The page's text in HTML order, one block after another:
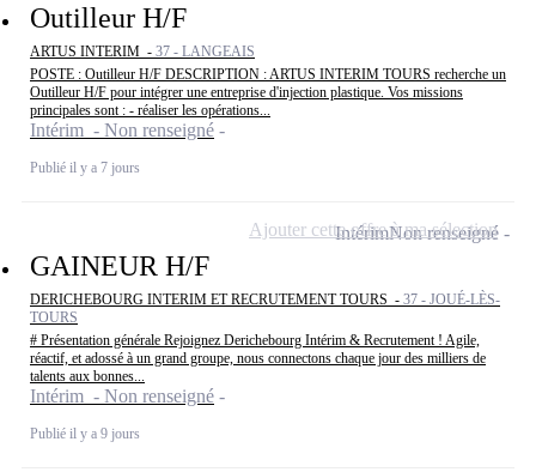
Outilleur H/F
ARTUS INTERIM - 37 - LANGEAIS
POSTE : Outilleur H/F DESCRIPTION : ARTUS INTERIM TOURS recherche un
Outilleur H/F pour intégrer une entreprise d'injection plastique. Vos missions
principales sont : - réaliser les opérations...
Intérim - Non renseigné
Publié il y a 7 jours
GAINEUR H/F
DERICHEBOURG INTERIM ET RECRUTEMENT TOURS - 37 - JOUÉ-LÈS-
TOURS
# Présentation générale Rejoignez Derichebourg Intérim & Recrutement ! Agile,
réactif, et adossé à un grand groupe, nous connectons chaque jour des milliers de
talents aux bonnes...
Intérim - Non renseigné
Publié il y a 9 jours
IntérimNon renseigné
Ajouter cette offre à ma sélection